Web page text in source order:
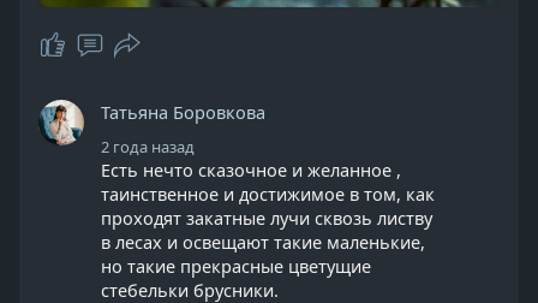
Татьяна Боровкова
2 года назад
Есть нечто сказочное и желанное ,
таинственное и достижимое в том, как
проходят закатные лучи сквозь листву
в лесах и освещают такие маленькие,
но такие прекрасные цветущие
стебельки брусники.